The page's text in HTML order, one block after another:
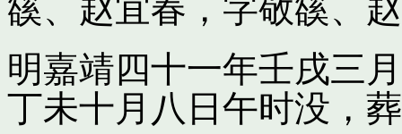
豀、 赵宜春，字敬豀、
明嘉靖四十一年壬戌三
丁未十月八日午时没，